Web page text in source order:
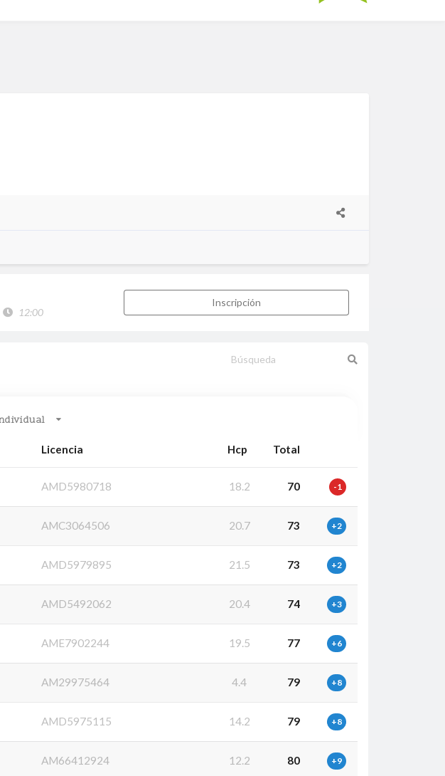
12:00
Inscripción
Licencia Hcp Total
AMD5980718 18.2 70 -1
AMC3064506 20.7 73 +2
AMD5979895 21.5 73 +2
AMD5492062 20.4 74 +3
AME7902244 19.5 77 +6
AM29975464 4.4 79 +8
AMD5975115 14.2 79 +8
AM66412924 12.2 80 +9